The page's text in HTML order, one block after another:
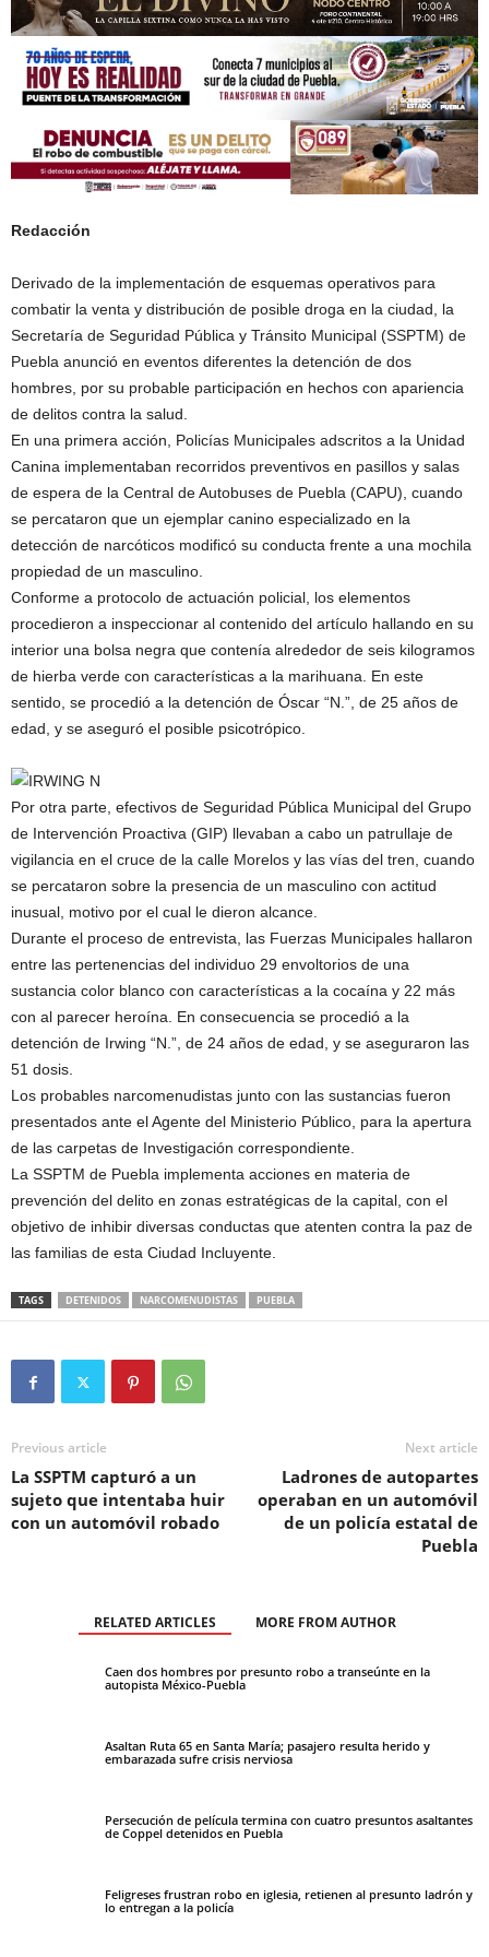
Redacción
Derivado de la implementación de esquemas operativos para
combatir la venta y distribución de posible droga en la ciudad, la
Secretaría de Seguridad Pública y Tránsito Municipal (SSPTM) de
Puebla anunció en eventos diferentes la detención de dos
hombres, por su probable participación en hechos con apariencia
de delitos contra la salud.
En una primera acción, Policías Municipales adscritos a la Unidad
Canina implementaban recorridos preventivos en pasillos y salas
de espera de la Central de Autobuses de Puebla (CAPU), cuando
se percataron que un ejemplar canino especializado en la
detección de narcóticos modificó su conducta frente a una mochila
propiedad de un masculino.
Conforme a protocolo de actuación policial, los elementos
procedieron a inspeccionar al contenido del artículo hallando en su
interior una bolsa negra que contenía alrededor de seis kilogramos
de hierba verde con características a la marihuana. En este
sentido, se procedió a la detención de Óscar “N.”, de 25 años de
edad, y se aseguró el posible psicotrópico.
Por otra parte, efectivos de Seguridad Pública Municipal del Grupo
de Intervención Proactiva (GIP) llevaban a cabo un patrullaje de
vigilancia en el cruce de la calle Morelos y las vías del tren, cuando
se percataron sobre la presencia de un masculino con actitud
inusual, motivo por el cual le dieron alcance.
Durante el proceso de entrevista, las Fuerzas Municipales hallaron
entre las pertenencias del individuo 29 envoltorios de una
sustancia color blanco con características a la cocaína y 22 más
con al parecer heroína. En consecuencia se procedió a la
detención de Irwing “N.”, de 24 años de edad, y se aseguraron las
51 dosis.
Los probables narcomenudistas junto con las sustancias fueron
presentados ante el Agente del Ministerio Público, para la apertura
de las carpetas de Investigación correspondiente.
La SSPTM de Puebla implementa acciones en materia de
prevención del delito en zonas estratégicas de la capital, con el
objetivo de inhibir diversas conductas que atenten contra la paz de
las familias de esta Ciudad Incluyente.
TAGS DETENIDOS NARCOMENUDISTAS PUEBLA
Previous article
La SSPTM capturó a un
sujeto que intentaba huir
con un automóvil robado
Next article
Ladrones de autopartes
operaban en un automóvil
de un policía estatal de
Puebla
RELATED ARTICLES MORE FROM AUTHOR
Caen dos hombres por presunto robo a transeúnte en la
autopista México-Puebla
Asaltan Ruta 65 en Santa María; pasajero resulta herido y
embarazada sufre crisis nerviosa
Persecución de película termina con cuatro presuntos asaltantes
de Coppel detenidos en Puebla
Feligreses frustran robo en iglesia, retienen al presunto ladrón y
lo entregan a la policía